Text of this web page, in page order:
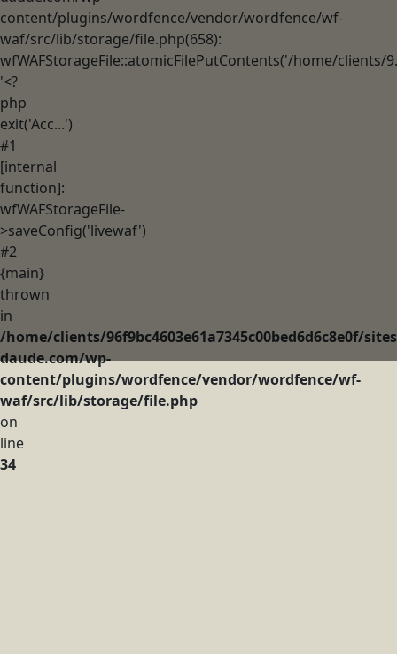
content/plugins/wordfence/vendor/wordfence/wf-
waf/src/lib/storage/file.php(658):
wfWAFStorageFile::atomicFilePutContents('/home/clients/
'<?
php
exit('Acc...')
#1
[internal
function]:
wfWAFStorageFile-
>saveConfig('livewaf')
#2
{main}
thrown
in
/home/clients/96f9bc4603e61a7345c00bed6d6c8e0f/
daude.com/wp-
content/plugins/wordfence/vendor/wordfence/wf-
waf/src/lib/storage/file.php
on
line
34